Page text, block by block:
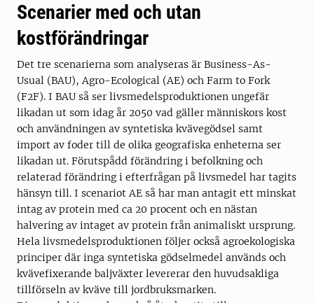
Scenarier med och utan
kostförändringar
Det tre scenarierna som analyseras är Business-As-
Usual (BAU), Agro-Ecological (AE) och Farm to Fork
(F2F). I BAU så ser livsmedelsproduktionen ungefär
likadan ut som idag år 2050 vad gäller människors kost
och användningen av syntetiska kvävegödsel samt
import av foder till de olika geografiska enheterna ser
likadan ut. Förutspådd förändring i befolkning och
relaterad förändring i efterfrågan på livsmedel har tagits
hänsyn till. I scenariot AE så har man antagit ett minskat
intag av protein med ca 20 procent och en nästan
halvering av intaget av protein från animaliskt ursprung.
Hela livsmedelsproduktionen följer också agroekologiska
principer där inga syntetiska gödselmedel används och
kvävefixerande baljväxter levererar den huvudsakliga
tillförseln av kväve till jordbruksmarken.